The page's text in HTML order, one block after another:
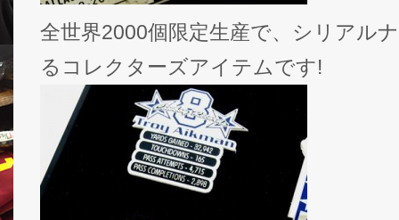
全世界2000個限定生産で、シリアル
るコレクターズアイテムです!